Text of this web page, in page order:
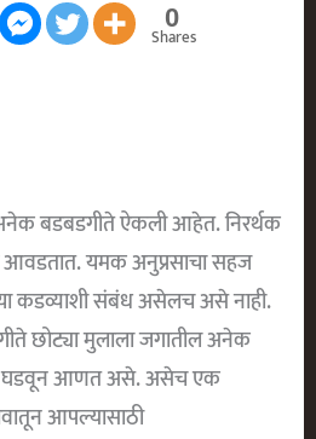
0
Shares
बडबडगीते ऐकली आहेत. निरर्थक
आवडतात. यमक अनुप्रसाचा सहज
कडव्याशी संबंध असेलच असे नाही.
छोट्या मुलाला जगातील अनेक
घडवून आणत असे. असेच एक
आपल्यासाठी